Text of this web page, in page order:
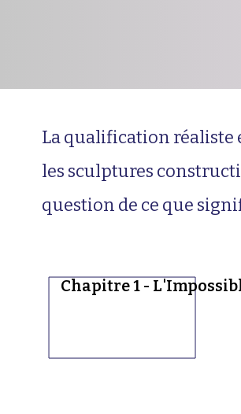
La qualification réaliste
les sculptures
question de ce que
Chapitre 1 -